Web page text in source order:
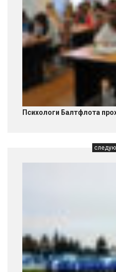
Психологи Балтфлота